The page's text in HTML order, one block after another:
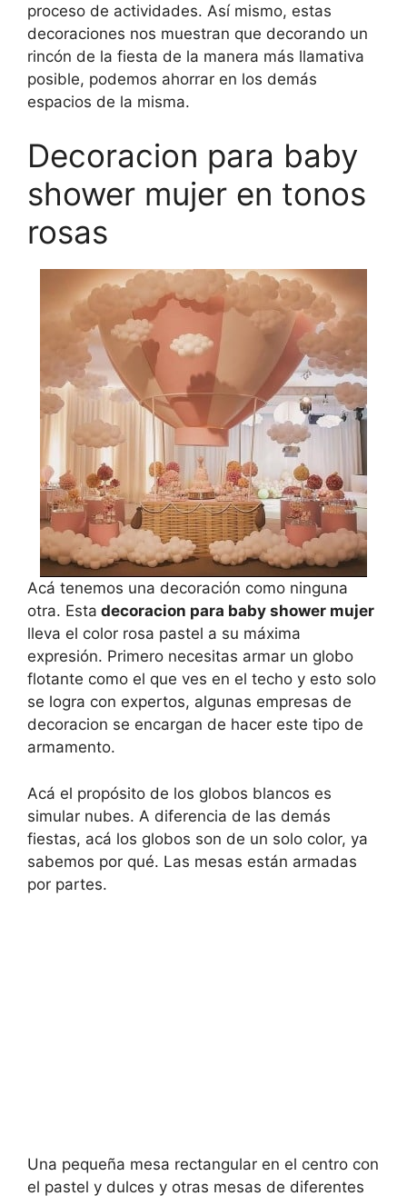
proceso de actividades. Así mismo, estas
decoraciones nos muestran que decorando un
rincón de la fiesta de la manera más llamativa
posible, podemos ahorrar en los demás
espacios de la misma.
Decoracion para baby
shower mujer en tonos
rosas
Acá tenemos una decoración como ninguna
otra. Esta decoracion para baby shower mujer
lleva el color rosa pastel a su máxima
expresión. Primero necesitas armar un globo
flotante como el que ves en el techo y esto solo
se logra con expertos, algunas empresas de
decoracion se encargan de hacer este tipo de
armamento.
Acá el propósito de los globos blancos es
simular nubes. A diferencia de las demás
fiestas, acá los globos son de un solo color, ya
sabemos por qué. Las mesas están armadas
por partes.
Una pequeña mesa rectangular en el centro con
el pastel y dulces y otras mesas de diferentes